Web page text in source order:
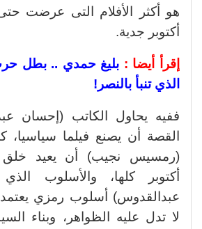
هو أكثر الأفلام التى عرضت
أكتوبر جدية.
إقرأ أيضا : بليغ حمدي .. بطل حرب
الذي تنبأ بالنصر!
ففيه يحاول الكاتب (إحسان
القصة أن يصنع فيلما سياسيا،
(رمسيس نجيب) أن يعيد خلق
أكتوبر كلها، والأسلوب
عبدالقدوس) أسلوب رمزي يعتمد
لا تدل عليه الظواهر، وبناء